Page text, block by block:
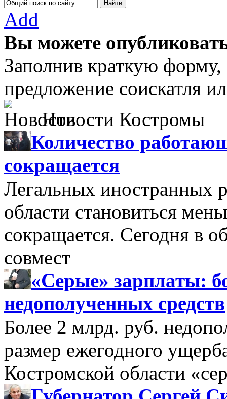
Add
Вы можете
Заполнив краткую
предложение соискатля
Новости Костромы
Количество
сокращается
Легальных иностранных
области становиться
сокращается. Сегодня в
совмест
«Серые» зарплаты:
недополученных средств
Более 2 млрд. руб.
размер ежегодного
Костромской области